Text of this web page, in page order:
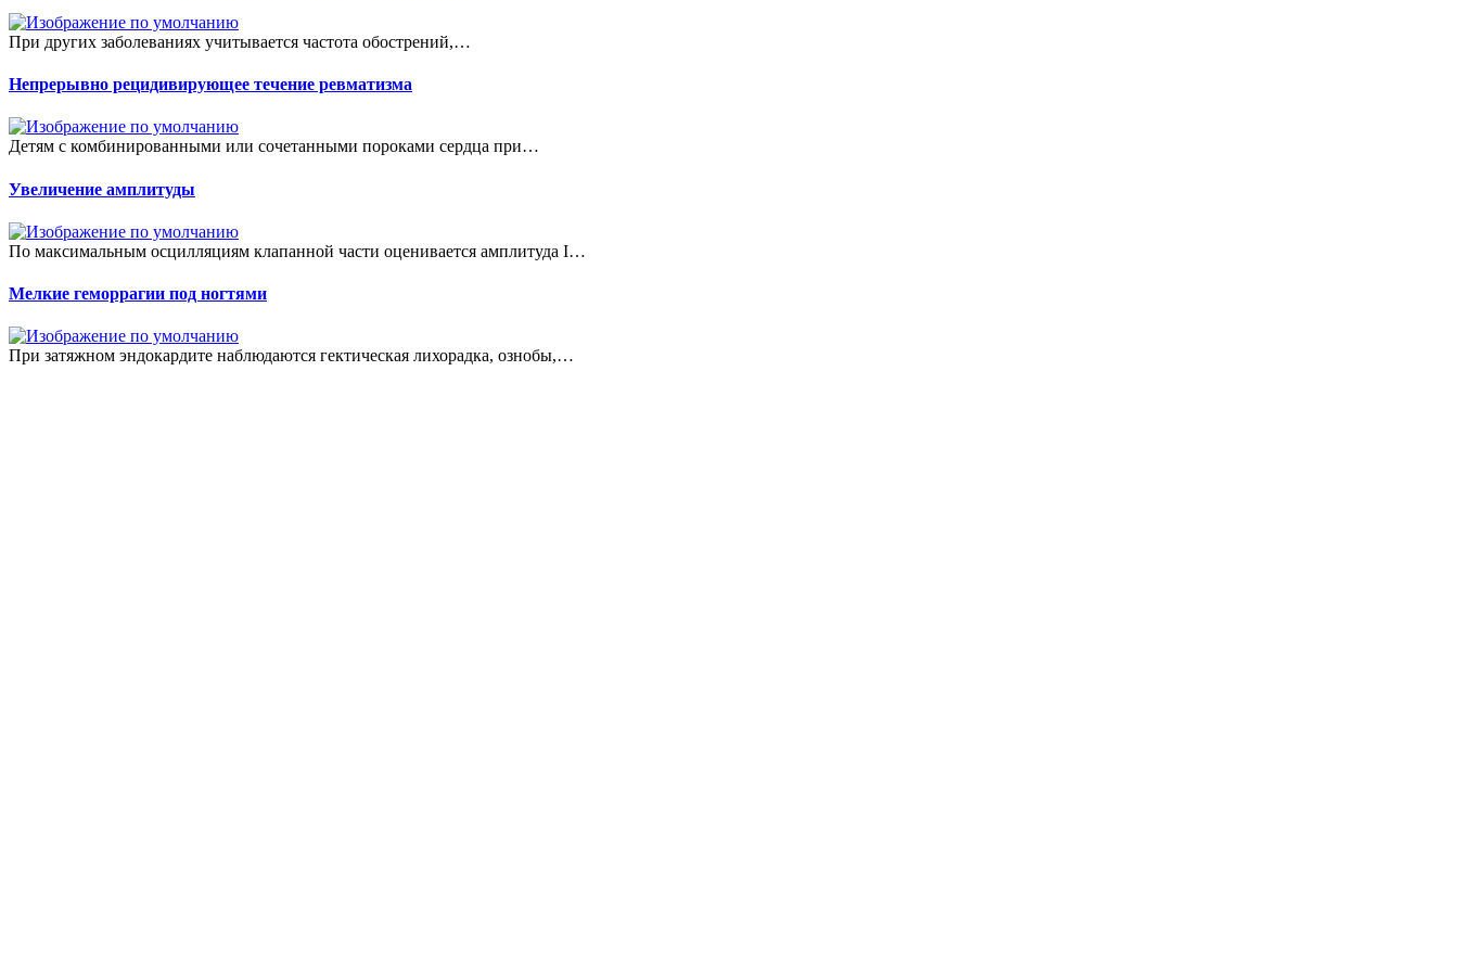
При других заболеваниях учитывается частота обострений,…
Непрерывно рецидивирующее течение ревматизма
Детям с комбинированными или сочетанными пороками сердца при…
Увеличение амплитуды
По максимальным осцилляциям клапанной части оценивается амплитуда I…
Мелкие геморрагии под ногтями
При затяжном эндокардите наблюдаются гектическая лихорадка, ознобы,…